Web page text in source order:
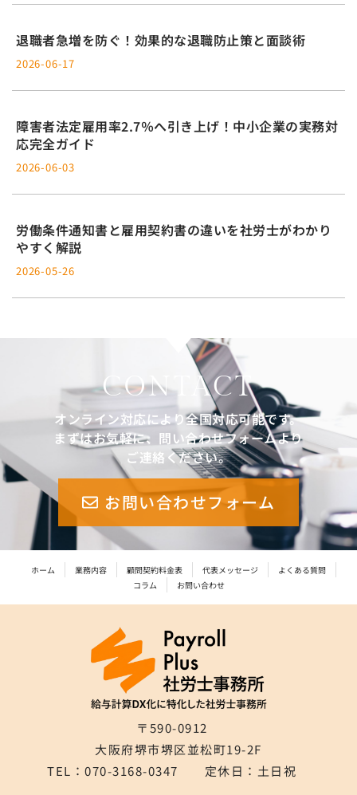
退職者急増を防ぐ！効果的な退職防止策と面談術
2026-06-17
障害者法定雇用率2.7％へ引き上げ！中小企業の実務対
応完全ガイド
2026-06-03
労働条件通知書と雇用契約書の違いを社労士がわかり
やすく解説
2026-05-26
CONTACT
オンライン対応により全国対応可能です。
まずはお気軽に、問い合わせフォームより
ご連絡ください。
お問い合わせフォーム
ホーム 業務内容 顧問契約料金表 代表メッセージ
よくある質問
コラム
お問い合わせ
〒590-0912
大阪府堺市堺区並松町19-2F
TEL：070-3168-0347 定休日：土日祝